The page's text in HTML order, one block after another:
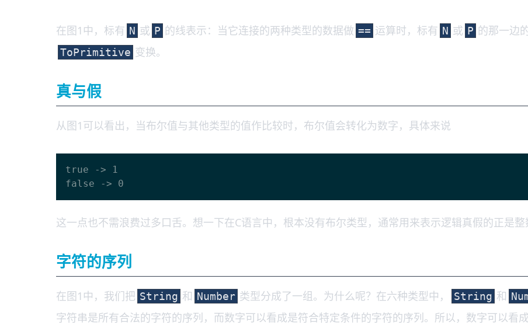
在图1中，标有 N 或 P 的线表示：当它连接的两种类型的数据做 == 运算时，标有 N 或 P 的那一边
ToPrimitive 变换。
真与假
从图1可以看出，当布尔值与其他类型的值作比较时，布尔值会转化为数字，具体来说
true -> 1
这一点也不需浪费过多口舌。想一下在C语言中，根本没有布尔类型，通常用来表示逻辑真假的正是整
字符的序列
在图1中，我们把 String 和 Number 类型分成了一组。为什么呢？在六种类型中， String 和
字符串是所有合法的字符的序列，而数字可以看成是符合特定条件的字符的序列。所以，数字可以看成